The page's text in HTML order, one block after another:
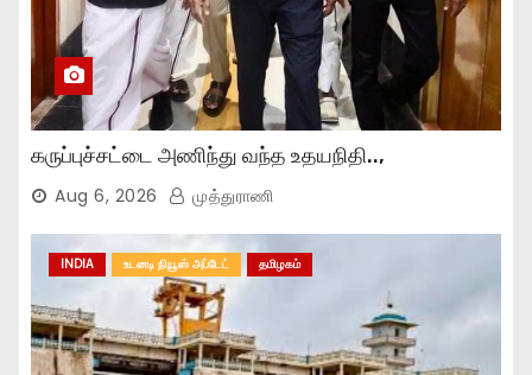
கருப்புச்சட்டை அணிந்து வந்த உதயநிதி..,
Aug 6, 2026 முத்துராணி
INDIA உடனடி நியூஸ் அப்டேட் தமிழகம்